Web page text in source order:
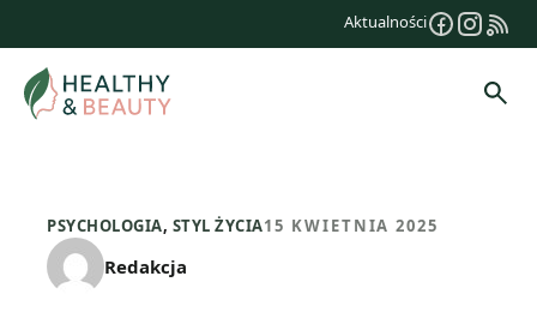
treści
Aktualności
PSYCHOLOGIA, STYL ŻYCIA15 KWIETNIA 2025
Redakcja